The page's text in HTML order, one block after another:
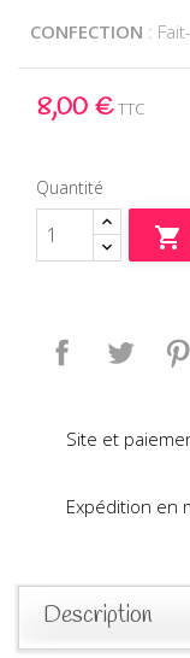
CONFECTION :
8,00 €TTC
Quantité

Partager Tweet
Site et
Expédition en
Description